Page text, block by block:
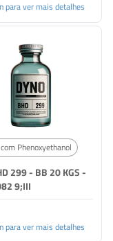
para ver mais detalhes
Phenoxyethanol
299 - BB 20 KGS -
9;III
para ver mais detalhes